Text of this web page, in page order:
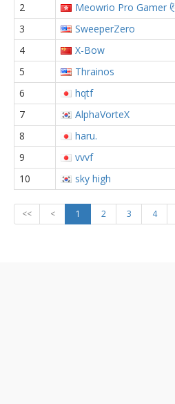
2
Meowrio Pro Gamer 😼
3
SweeperZero
4
X-Bow
5
Thrainos
6
hqtf
7
AlphaVorteX
8
haru.
9
vvvf
10
sky high
<< < 1 2 3 4